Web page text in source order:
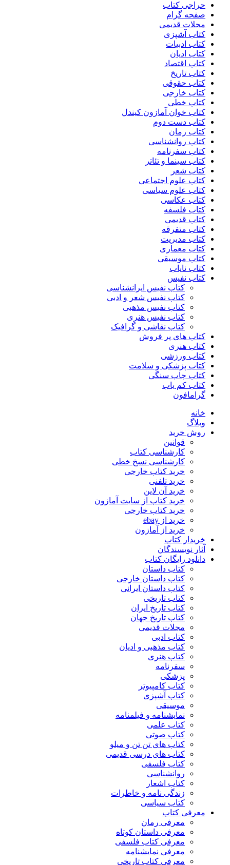
حراجی کتاب
صفحه گرام
مجلات قدیمی
کتاب آشپزی
کتاب ادبیات
کتاب ادیان
کتاب اقتصاد
کتاب تاریخ
کتاب حقوقی
کتاب خارجی
کتاب خطی
کتاب خوان آمازون کیندل
کتاب دست دوم
کتاب رمان
کتاب روانشناسی
کتاب سفرنامه
کتاب سینما و تئاتر
کتاب شعر
کتاب علوم اجتماعی
کتاب علوم سیاسی
کتاب عکاسی
کتاب فلسفه
کتاب قدیمی
کتاب متفرقه
کتاب مدیریت
کتاب معماری
کتاب موسیقی
کتاب نایاب
کتاب نفیس
کتاب نفیس ایرانشناسی
کتاب نفیس شعر و ادبی
کتاب نفیس مذهبی
کتاب نفیس هنری
کتاب نقاشی و گرافیک
کتاب های پر فروش
کتاب هنری
کتاب ورزشی
کتاب پزشکی و سلامت
کتاب چاپ سنگی
کتاب کم یاب
گرامافون
خانه
وبلاگ
روش خرید
قوانین
کارشناسی کتاب
کارشناسی نسخ خطی
خرید کتاب خارجی
خرید تلفنی
خرید آن لاین
خرید کتاب از سایت آمازون
خرید کتاب خارجی
خرید از ebay
خرید از آمازون
خریدار کتاب
آثار نویسندگان
دانلود رایگان کتاب
کتاب داستان
کتاب داستان خارجی
کتاب داستان ایرانی
کتاب تاریخی
کتاب تاریخ ایران
کتاب تاریخ جهان
مجلات قدیمی
کتاب ادبی
کتاب مذهبی و ادیان
کتاب هنری
سفرنامه
پزشکی
کتاب کامپیوتر
کتاب آشپزی
موسیقی
نمایشنامه و فیلمنامه
کتاب علمی
کتاب صوتی
کتاب های تن تن و میلو
کتاب های درسی قدیمی
کتاب فلسفی
روانشناسی
کتاب اشعار
زندگی نامه و خاطرات
کتاب سیاسی
معرفی کتاب
معرفی رمان
معرفی داستان کوتاه
معرفی کتاب فلسفی
معرفی نمایشنامه
معرفی کتاب تاریخی